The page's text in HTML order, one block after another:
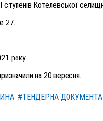
ступенів Котелевської
27.
року.
на 20 вересня.
#ТЕНДЕРНА